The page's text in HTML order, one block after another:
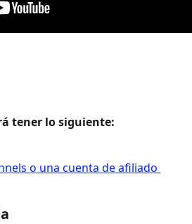
tener lo siguiente:
o una cuenta de afiliado